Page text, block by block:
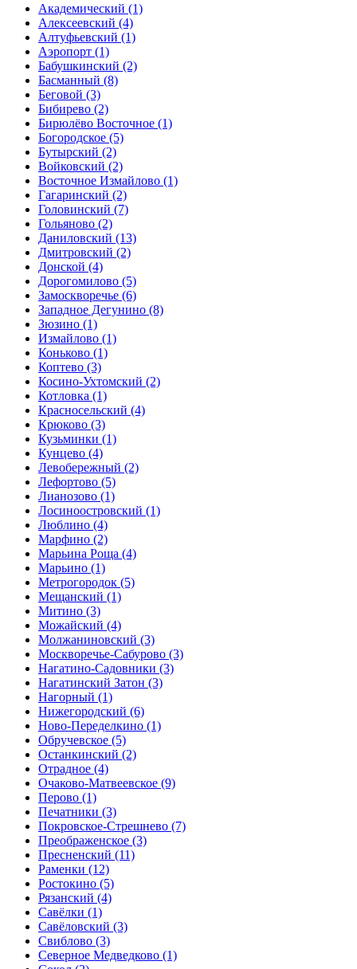
Академический (1)
Алексеевский (4)
Алтуфьевский (1)
Аэропорт (1)
Бабушкинский (2)
Басманный (8)
Беговой (3)
Бибирево (2)
Бирюлёво Восточное (1)
Богородское (5)
Бутырский (2)
Войковский (2)
Восточное Измайлово (1)
Гагаринский (2)
Головинский (7)
Гольяново (2)
Даниловский (13)
Дмитровский (2)
Донской (4)
Дорогомилово (5)
Замоскворечье (6)
Западное Дегунино (8)
Зюзино (1)
Измайлово (1)
Коньково (1)
Коптево (3)
Косино-Ухтомский (2)
Котловка (1)
Красносельский (4)
Крюково (3)
Кузьминки (1)
Кунцево (4)
Левобережный (2)
Лефортово (5)
Лианозово (1)
Лосиноостровский (1)
Люблино (4)
Марфино (2)
Марьина Роща (4)
Марьино (1)
Метрогородок (5)
Мещанский (1)
Митино (3)
Можайский (4)
Молжаниновский (3)
Москворечье-Сабурово (3)
Нагатино-Садовники (3)
Нагатинский Затон (3)
Нагорный (1)
Нижегородский (6)
Ново-Переделкино (1)
Обручевское (5)
Останкинский (2)
Отрадное (4)
Очаково-Матвеевское (9)
Перово (1)
Печатники (3)
Покровское-Стрешнево (7)
Преображенское (3)
Пресненский (11)
Раменки (12)
Ростокино (5)
Рязанский (4)
Савёлки (1)
Савёловский (3)
Свиблово (3)
Северное Медведково (1)